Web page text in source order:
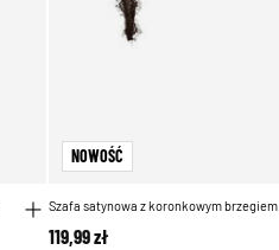
NOWOŚĆ
Szafa satynowa z koronkowym brzegiem
119,99 zł